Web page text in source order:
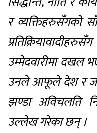
र व्यक्तिहरुसँगको
उम्मेदवारीमा दखल
उनले आफूले देश र
झण्डा अविचलति
उल्लेख गरेका छन् ।